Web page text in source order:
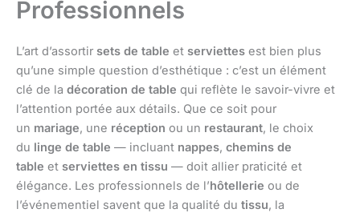
Professionnels
L’art d’assortir sets de table et serviettes est bien plus
qu’une simple question d’esthétique : c’est un élément
clé de la décoration de table qui reflète le savoir-vivre et
l’attention portée aux détails. Que ce soit pour
un mariage, une réception ou un restaurant, le choix
du linge de table — incluant nappes, chemins de
table et serviettes en tissu — doit allier praticité et
élégance. Les professionnels de l’hôtellerie ou de
l’événementiel savent que la qualité du tissu, la